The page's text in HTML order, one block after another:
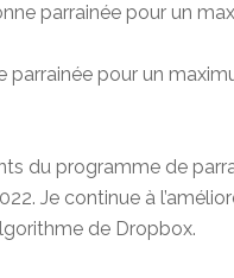
parrainée pour un
parrainée pour un
du programme de
Je continue à
de Dropbox.